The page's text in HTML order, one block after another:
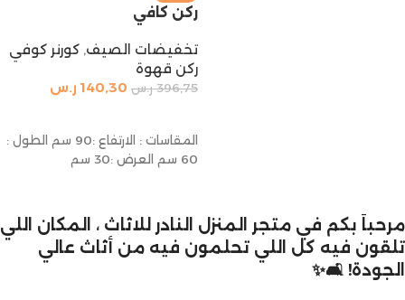
ركن كافي
تخفيضات الصيف, كورنر كوفي
ركن قهوة
396,75 ر.س 140,30 ر.س
المقاسات : الارتفاع :90 سم الطول :
60 سم العرض :30 سم
مرحباً بكم في متجر المنزل النادر للاثاث ، المكان اللي
تلقون فيه كل اللي تحلمون فيه من أثاث عالي
الجودة! 🛋️✨